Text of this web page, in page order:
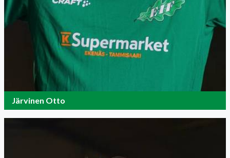
Järvinen Otto